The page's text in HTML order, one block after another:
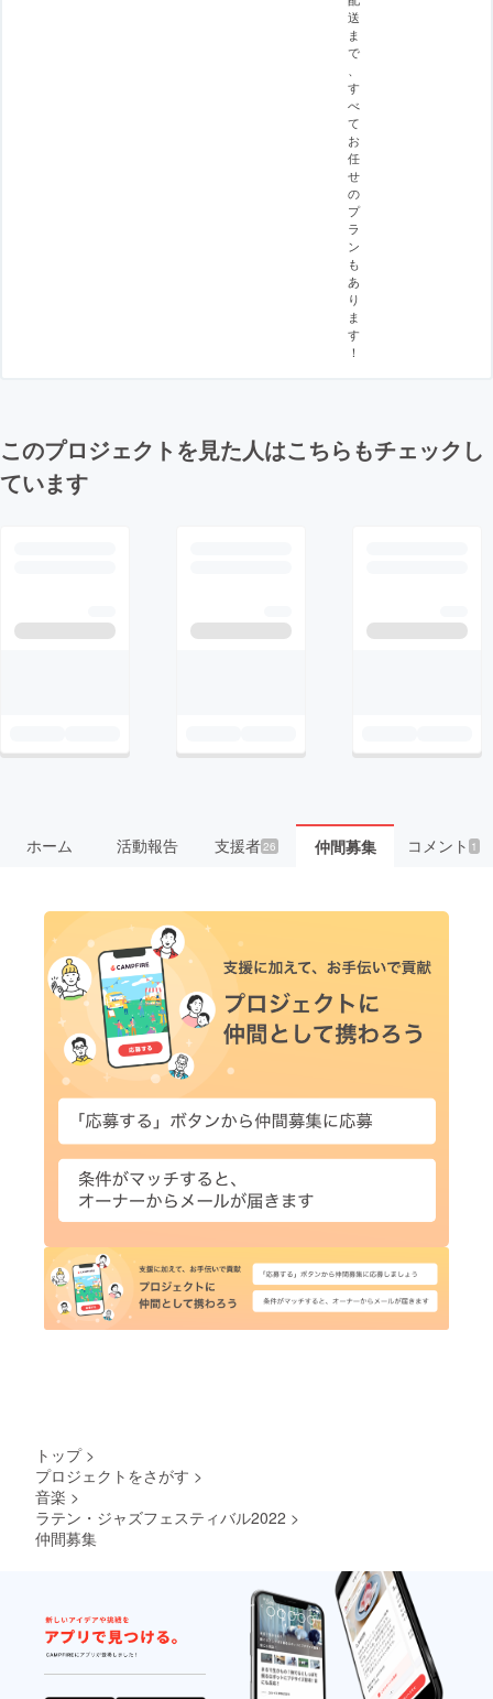
送
ま
で
す
べ
て
お
任
せ
の
プ
ラ
ン
も
あ
り
ま
す
！
このプロジェクトを見た人はこちらもチェックし
ています
ホーム 活動報告 支援者26 仲間募集 コメント 1
トップ >
プロジェクトをさがす >
音楽 >
ラテン・ジャズフェスティバル2022 >
仲間募集